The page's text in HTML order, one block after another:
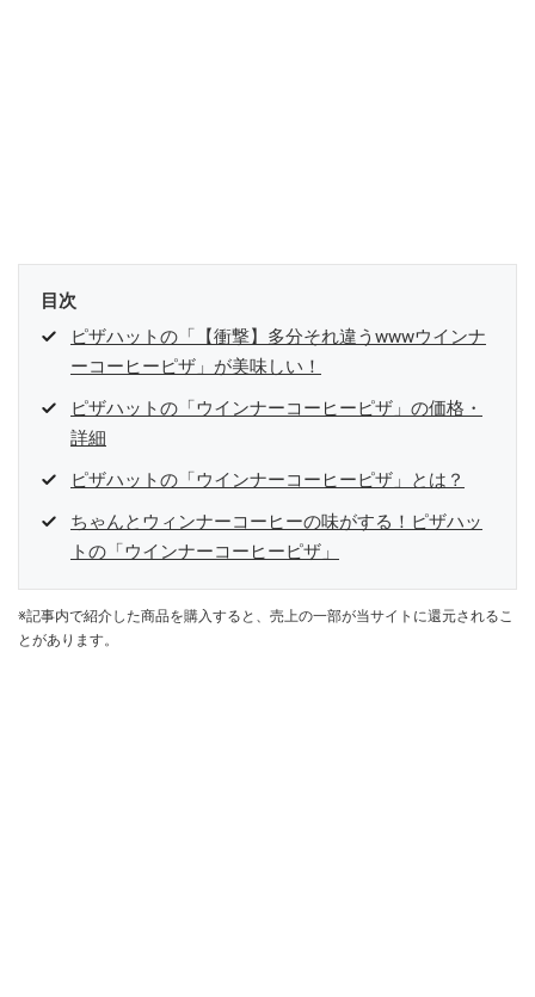
目次
ピザハットの「【衝撃】多分それ違うwwwウインナ
ーコーヒーピザ」が美味しい！
ピザハットの「ウインナーコーヒーピザ」の価格・
詳細
ピザハットの「ウインナーコーヒーピザ」とは？
ちゃんとウィンナーコーヒーの味がする！ピザハッ
トの「ウインナーコーヒーピザ」
※記事内で紹介した商品を購入すると、売上の一部が当サイトに還元されるこ
とがあります。